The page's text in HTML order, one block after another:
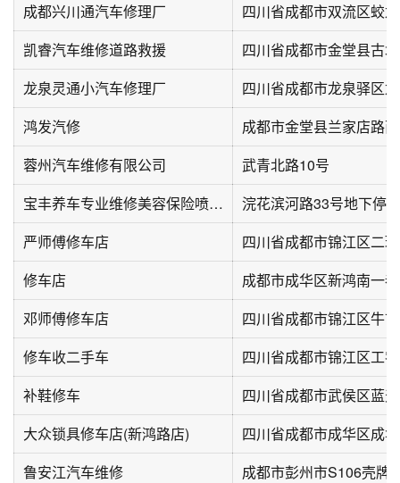
成都兴川通汽车修理厂
四川省成都市双流区蛟
凯睿汽车维修道路救援
四川省成都市金堂县古
龙泉灵通小汽车修理厂
四川省成都市龙泉驿区
鸿发汽修
蓉州汽车维修有限公司
武青北路10号
宝丰养车专业维修美容保险喷漆(青羊店)
浣花滨河路33号地下停
严师傅修车店
四川省成都市锦江区二
修车店
成都市成华区新鸿南一
邓师傅修车店
修车收二手车
四川省成都市锦江区工
补鞋修车
四川省成都市武侯区蓝
大众锁具修车店(新鸿路店)
四川省成都市成华区成
鲁安江汽车维修
成都市彭州市S106壳牌